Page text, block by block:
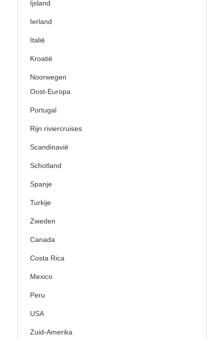
Ijsland
Ierland
Italië
Kroatië
Noorwegen
Oost-Europa
Portugal
Rijn riviercruises
Scandinavië
Schotland
Spanje
Turkije
Zweden
Canada
Costa Rica
Mexico
Peru
USA
Zuid-Amerika